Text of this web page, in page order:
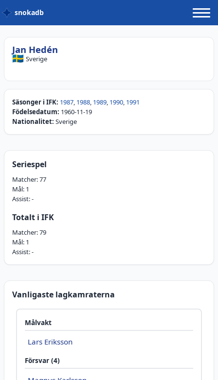
snokadb
Jan Hedén
🇸🇪 Sverige
Säsonger i IFK: 1987, 1988, 1989, 1990, 1991
Födelsedatum: 1960-11-19
Nationalitet: Sverige
Seriespel
Matcher:77
Mål: 1
Assist:-
Totalt i IFK
Matcher:79
Mål: 1
Assist:-
Vanligaste lagkamraterna
Målvakt
Lars Eriksson
Försvar (4)